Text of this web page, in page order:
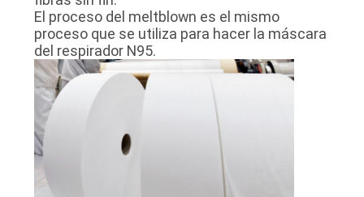
MAPA
DEL
SITIO
PRIVACY
POLICY
El proceso del meltblown es el mismo
proceso que se utiliza para hacer la máscara
del respirador N95.